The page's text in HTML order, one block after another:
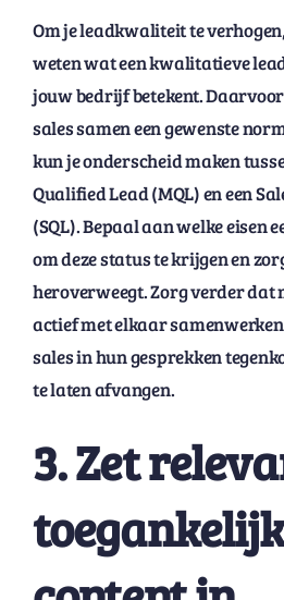
Om je leadkwaliteit te
weten wat een kwalitatieve
jouw bedrijf betekent.
sales samen een gewenste
kun je onderscheid maken
Qualified Lead (MQL) en een
(SQL). Bepaal aan welke eisen
om deze status te krijgen en
heroverweegt. Zorg verder dat
actief met elkaar
sales in hun gesprekken
te laten afvangen.
3. Zet